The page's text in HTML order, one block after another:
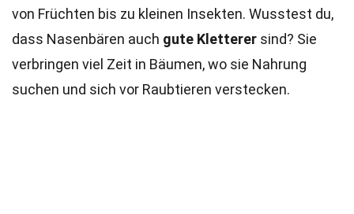
von Früchten bis zu kleinen Insekten. Wusstest du,
dass Nasenbären auch gute Kletterer sind? Sie
verbringen viel Zeit in Bäumen, wo sie Nahrung
suchen und sich vor Raubtieren verstecken.